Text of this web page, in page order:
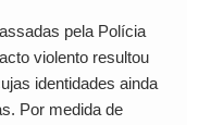
pela Polícia
violento resultou
identidades ainda
Por medida de